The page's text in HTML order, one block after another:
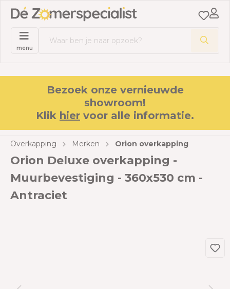
menu
Bezoek onze vernieuwde
showroom!
Klik hier voor alle informatie.
Overkapping Merken Orion overkapping
Orion Deluxe overkapping -
Muurbevestiging - 360x530 cm -
Antraciet